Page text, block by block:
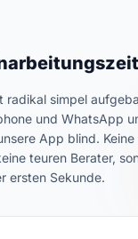
radikal simpel
und WhatsApp
App blind.
teuren Berater,
ersten Sekunde.